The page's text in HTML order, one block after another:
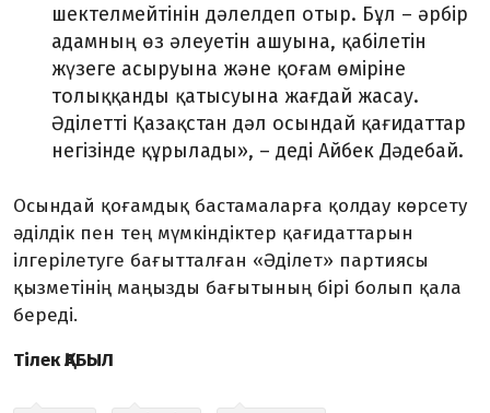
шектелмейтінін дәлелдеп отыр. Бұл – әрбір
адамның өз әлеуетін ашуына, қабілетін
жүзеге асыруына және қоғам өміріне
толыққанды қатысуына жағдай жасау.
Әділетті Қазақстан дәл осындай қағидаттар
негізінде құрылады», – деді Айбек Дәдебай.
Осындай қоғамдық бастамаларға қолдау көрсету
әділдік пен тең мүмкіндіктер қағидаттарын
ілгерілетуге бағытталған «Әділет» партиясы
қызметінің маңызды бағытының бірі болып қала
береді.
Тілек ҚАБЫЛ